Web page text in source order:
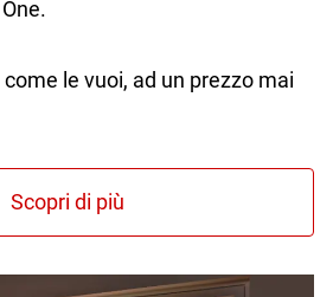
le vuoi, ad un prezzo mai